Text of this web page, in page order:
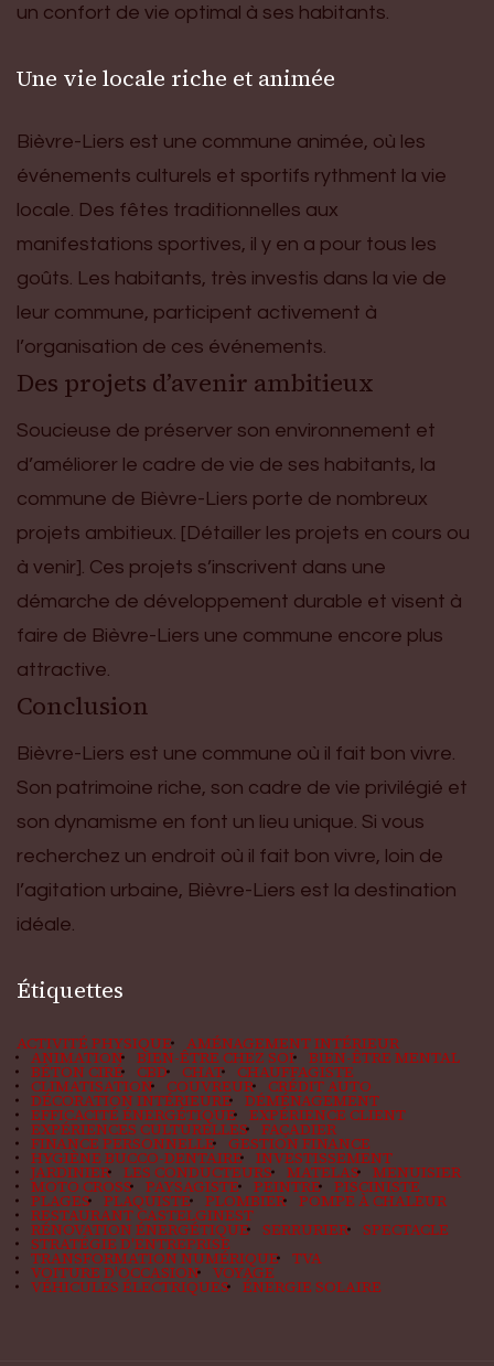
un confort de vie optimal à ses habitants.
Une vie locale riche et animée
Bièvre-Liers est une commune animée, où les
événements culturels et sportifs rythment la vie
locale. Des fêtes traditionnelles aux
manifestations sportives, il y en a pour tous les
goûts. Les habitants, très investis dans la vie de
leur commune, participent activement à
l’organisation de ces événements.
Des projets d’avenir ambitieux
Soucieuse de préserver son environnement et
d’améliorer le cadre de vie de ses habitants, la
commune de Bièvre-Liers porte de nombreux
projets ambitieux. [Détailler les projets en cours ou
à venir]. Ces projets s’inscrivent dans une
démarche de développement durable et visent à
faire de Bièvre-Liers une commune encore plus
attractive.
Conclusion
Bièvre-Liers est une commune où il fait bon vivre.
Son patrimoine riche, son cadre de vie privilégié et
son dynamisme en font un lieu unique. Si vous
recherchez un endroit où il fait bon vivre, loin de
l’agitation urbaine, Bièvre-Liers est la destination
idéale.
Étiquettes
ACTIVITÉ PHYSIQUE AMÉNAGEMENT INTÉRIEUR
ANIMATION BIEN-ÊTRE CHEZ SOI BIEN-ÊTRE MENTAL
BÉTON CIRÉ CBD CHAT CHAUFFAGISTE
CLIMATISATION COUVREUR CRÉDIT AUTO
DÉCORATION INTÉRIEURE DÉMÉNAGEMENT
EFFICACITÉ ÉNERGÉTIQUE EXPÉRIENCE CLIENT
EXPÉRIENCES CULTURELLES FAÇADIER
FINANCE PERSONNELLE GESTION FINANCE
HYGIÈNE BUCCO-DENTAIRE INVESTISSEMENT
JARDINIER LES CONDUCTEURS MATELAS MENUISIER
MOTO CROSS PAYSAGISTE PEINTRE PISCINISTE
PLAGES PLAQUISTE PLOMBIER POMPE À CHALEUR
RESTAURANT CASTELGINEST
RÉNOVATION ÉNERGÉTIQUE SERRURIER SPECTACLE
STRATÉGIE D'ENTREPRISE
TRANSFORMATION NUMÉRIQUE TVA
VOITURE D'OCCASION VOYAGE
VÉHICULES ÉLECTRIQUES ÉNERGIE SOLAIRE